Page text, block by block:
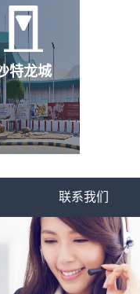
特龙城
联系我们